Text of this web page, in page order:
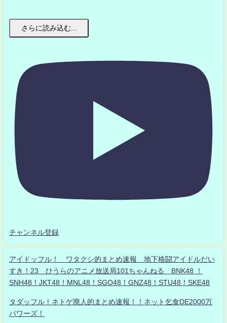
さらに読み込む...
チャンネル登録
アイドッフル！ ワタクシ的まとめ速報 地下格闘アイドルだい
すき！23 ひうらのアニメ放送局101ちゃんねる BNK48 ！
SNH48！JKT48！MNL48！SGO48！GNZ48！STU48！SKE48
タダッフル！ネトゲ廃人的まとめ速報！！ネット乞食DE2000万
パワーズ！